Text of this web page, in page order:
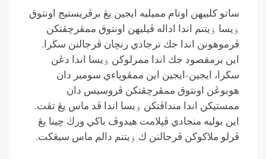
ساتو كلبيهن اوتام مميليه ايجين يڠ برڤريستيج اونتوق
ۏيسا ۏيتنم اندا اداله ڤيليهن اونتوق ممڤرچڤتكن
ڤرموهونن اندا جك ترجادي رنچان ڤرجالنن سڬرا.
اين برمقصود جك اندا ممرلوكن ۏيسا اندا دڠن
سڬرا، ايجين-ايجين اين ممڤوڽاءي سومبر دان
هوبوڠن اونتوق ممڤرچڤتكن ڤروسيس دان
ممستيكن اندا منداڤتكن ۏيسا اندا ڤد ماس يڠ تڤت.
اين بوليه منجادي ڤڽلامت هيدوڤ باڬي ورڬ چينا يڠ
ڤرلو ملاكوكن ڤرجالنن ك ۏيتنم دالم ماس سيڠكت.